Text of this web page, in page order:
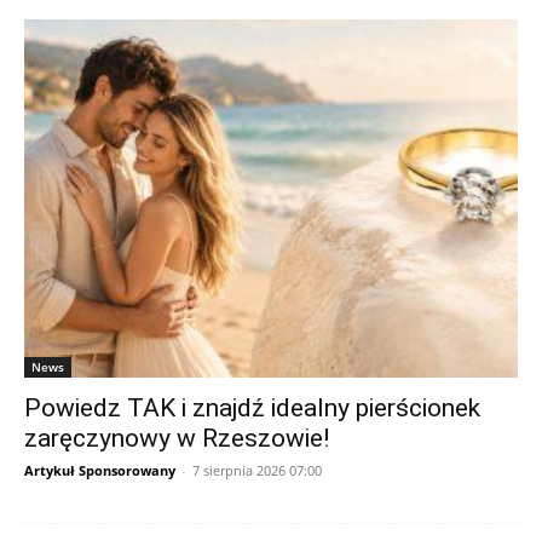
News
Powiedz TAK i znajdź idealny pierścionek
zaręczynowy w Rzeszowie!
Artykuł Sponsorowany - 7 sierpnia 2026 07:00